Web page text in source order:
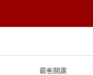
霸爸開露